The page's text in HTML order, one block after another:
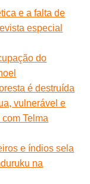
e a falta de
especial
do
é destruída
vulnerável e
Telma
e índios sela
na